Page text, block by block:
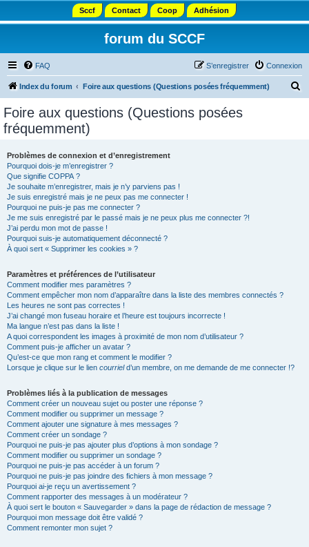
Sccf Contact Coop Adhésion
forum du SCCF
FAQ Connexion
S’enregistrer
Index du forum Foire aux questions (Questions posées fréquemment)
Foire aux questions (Questions posées
fréquemment)
Problèmes de connexion et d’enregistrement
Pourquoi dois-je m’enregistrer ?
Que signifie COPPA ?
Je souhaite m’enregistrer, mais je n’y parviens pas !
Je suis enregistré mais je ne peux pas me connecter !
Pourquoi ne puis-je pas me connecter ?
Je me suis enregistré par le passé mais je ne peux plus me connecter ?!
J’ai perdu mon mot de passe !
Pourquoi suis-je automatiquement déconnecté ?
À quoi sert « Supprimer les cookies » ?
Paramètres et préférences de l’utilisateur
Comment modifier mes paramètres ?
Comment empêcher mon nom d’apparaître dans la liste des membres connectés ?
Les heures ne sont pas correctes !
J’ai changé mon fuseau horaire et l’heure est toujours incorrecte !
Ma langue n’est pas dans la liste !
A quoi correspondent les images à proximité de mon nom d’utilisateur ?
Comment puis-je afficher un avatar ?
Qu’est-ce que mon rang et comment le modifier ?
Lorsque je clique sur le lien courrield’un membre, on me demande de me connecter !?
Problèmes liés à la publication de messages
Comment créer un nouveau sujet ou poster une réponse ?
Comment modifier ou supprimer un message ?
Comment ajouter une signature à mes messages ?
Comment créer un sondage ?
Pourquoi ne puis-je pas ajouter plus d’options à mon sondage ?
Comment modifier ou supprimer un sondage ?
Pourquoi ne puis-je pas accéder à un forum ?
Pourquoi ne puis-je pas joindre des fichiers à mon message ?
Pourquoi ai-je reçu un avertissement ?
Comment rapporter des messages à un modérateur ?
À quoi sert le bouton « Sauvegarder » dans la page de rédaction de message ?
Pourquoi mon message doit être validé ?
Comment remonter mon sujet ?